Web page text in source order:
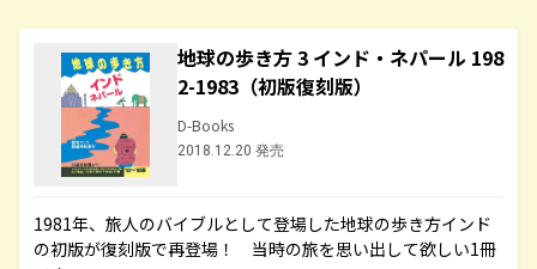
地球の歩き方 3 インド・ネパール 198
2-1983（初版復刻版）
D-Books
2018.12.20 発売
1981年、旅人のバイブルとして登場した地球の歩き方インド
の初版が復刻版で再登場！ 当時の旅を思い出して欲しい1冊